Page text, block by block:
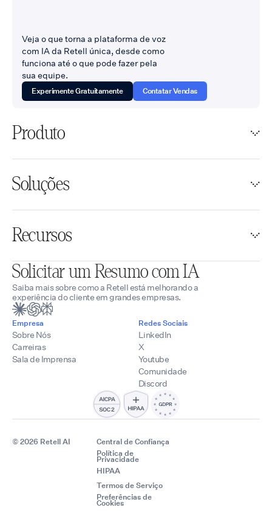
Veja o que torna a plataforma de voz
com IA da Retell única, desde como
funciona até o que pode fazer pela
sua equipe.
Experimente Gratuitamente Contatar Vendas
Produto
Soluções
Recursos
Solicitar um Resumo com IA
Saiba mais sobre como a Retell está melhorando a
experiência do cliente em grandes empresas.
Empresa
Sobre Nós
Carreiras
Sala de Imprensa
Redes Sociais
LinkedIn
X
Youtube
Comunidade
Discord
© 2026 Retell AI
Central de Confiança
Política de
Privacidade
HIPAA
Termos de Serviço
Preferências de
Cookies